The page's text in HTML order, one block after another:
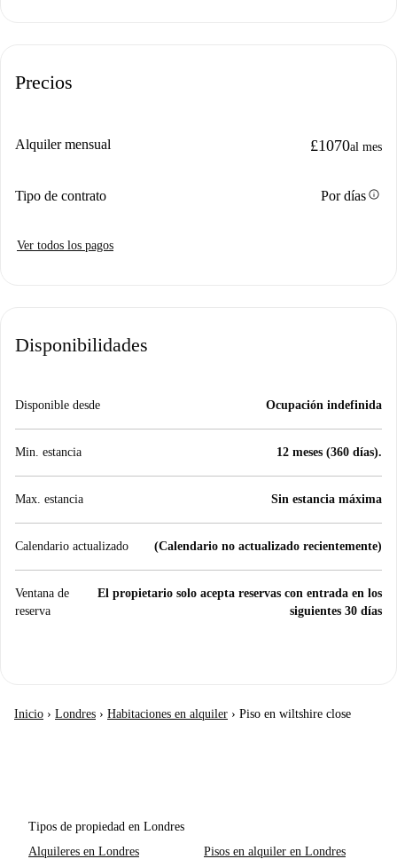
Precios
Alquiler mensual £1070al mes
Tipo de contrato Por díasinfo
Ver todos los pagos
Disponibilidades
Disponible desde Ocupación indefinida
Min. estancia 12 meses (360 días).
Max. estancia Sin estancia máxima
Calendario actualizado (Calendario no actualizado recientemente)
Ventana de
reserva
El propietario solo acepta reservas con entrada en los
siguientes 30 días
Inicio › Londres › Habitaciones en alquiler › Piso en wiltshire close
Tipos de propiedad en Londres
Alquileres en Londres
Pisos en alquiler en Londres